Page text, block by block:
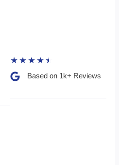
★ ★ ★ ★ ★
Based on 1k+ Reviews​